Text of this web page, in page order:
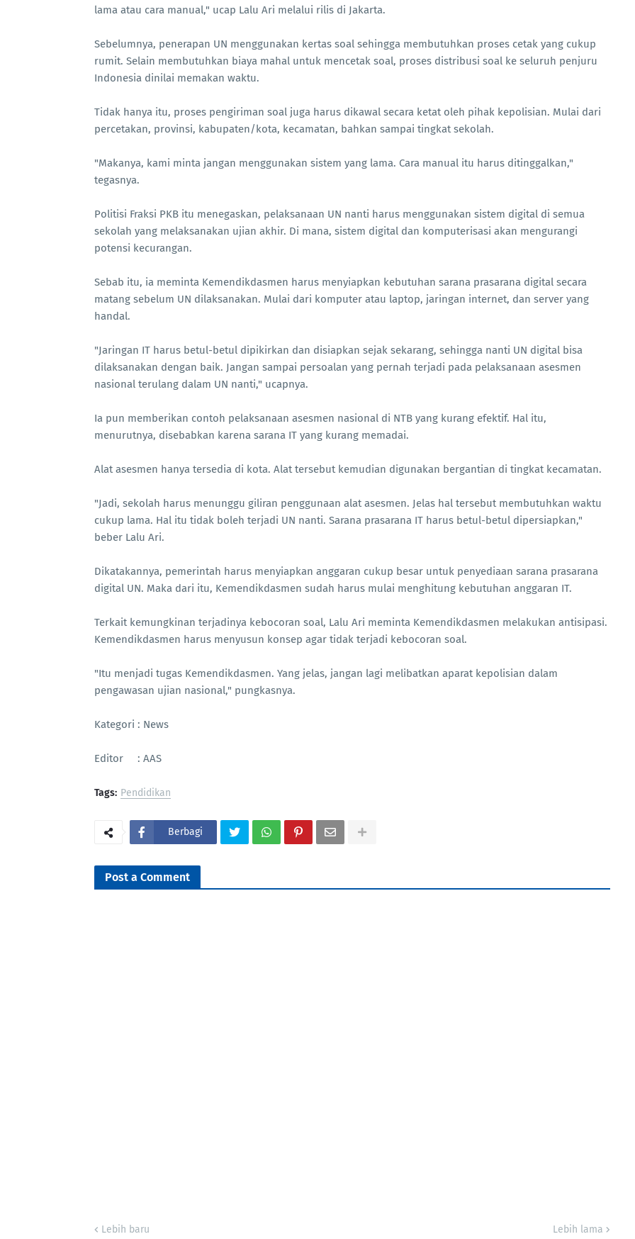
lama atau cara manual," ucap Lalu Ari melalui rilis di Jakarta.
Sebelumnya, penerapan UN menggunakan kertas soal sehingga membutuhkan proses cetak yang cukup
rumit. Selain membutuhkan biaya mahal untuk mencetak soal, proses distribusi soal ke seluruh penjuru
Indonesia dinilai memakan waktu.
Tidak hanya itu, proses pengiriman soal juga harus dikawal secara ketat oleh pihak kepolisian. Mulai dari
percetakan, provinsi, kabupaten/kota, kecamatan, bahkan sampai tingkat sekolah.
"Makanya, kami minta jangan menggunakan sistem yang lama. Cara manual itu harus ditinggalkan,"
tegasnya.
Politisi Fraksi PKB itu menegaskan, pelaksanaan UN nanti harus menggunakan sistem digital di semua
sekolah yang melaksanakan ujian akhir. Di mana, sistem digital dan komputerisasi akan mengurangi
potensi kecurangan.
Sebab itu, ia meminta Kemendikdasmen harus menyiapkan kebutuhan sarana prasarana digital secara
matang sebelum UN dilaksanakan. Mulai dari komputer atau laptop, jaringan internet, dan server yang
handal.
"Jaringan IT harus betul-betul dipikirkan dan disiapkan sejak sekarang, sehingga nanti UN digital bisa
dilaksanakan dengan baik. Jangan sampai persoalan yang pernah terjadi pada pelaksanaan asesmen
nasional terulang dalam UN nanti," ucapnya.
Ia pun memberikan contoh pelaksanaan asesmen nasional di NTB yang kurang efektif. Hal itu,
menurutnya, disebabkan karena sarana IT yang kurang memadai.
Alat asesmen hanya tersedia di kota. Alat tersebut kemudian digunakan bergantian di tingkat kecamatan.
"Jadi, sekolah harus menunggu giliran penggunaan alat asesmen. Jelas hal tersebut membutuhkan waktu
cukup lama. Hal itu tidak boleh terjadi UN nanti. Sarana prasarana IT harus betul-betul dipersiapkan,"
beber Lalu Ari.
Dikatakannya, pemerintah harus menyiapkan anggaran cukup besar untuk penyediaan sarana prasarana
digital UN. Maka dari itu, Kemendikdasmen sudah harus mulai menghitung kebutuhan anggaran IT.
Terkait kemungkinan terjadinya kebocoran soal, Lalu Ari meminta Kemendikdasmen melakukan antisipasi.
Kemendikdasmen harus menyusun konsep agar tidak terjadi kebocoran soal.
"Itu menjadi tugas Kemendikdasmen. Yang jelas, jangan lagi melibatkan aparat kepolisian dalam
pengawasan ujian nasional," pungkasnya.
Kategori : News
Editor : AAS
Tags: Pendidikan
Berbagi
Post a Comment
Lebih baru Lebih lama